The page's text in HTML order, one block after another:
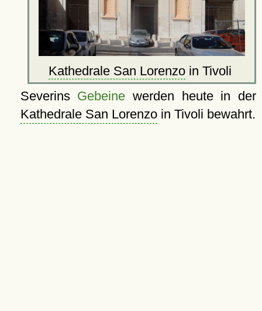
Kathedrale San Lorenzo in Tivoli
Severins Gebeine werden heute in der
Kathedrale San Lorenzoin Tivoli bewahrt.